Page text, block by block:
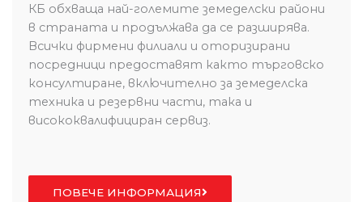
КБ обхваща най-големите земеделски райони
в страната и продължава да се разширява.
Всички фирмени филиали и оторизирани
посредници предоставят както търговско
консултиране, включително за земеделска
техника и резервни части, така и
висококвалифициран сервиз.
ПОВЕЧЕ ИНФОРМАЦИЯ